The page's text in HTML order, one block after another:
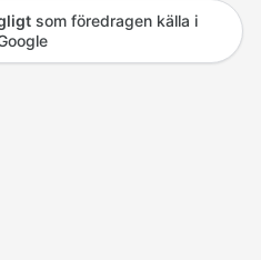
som föredragen källa i